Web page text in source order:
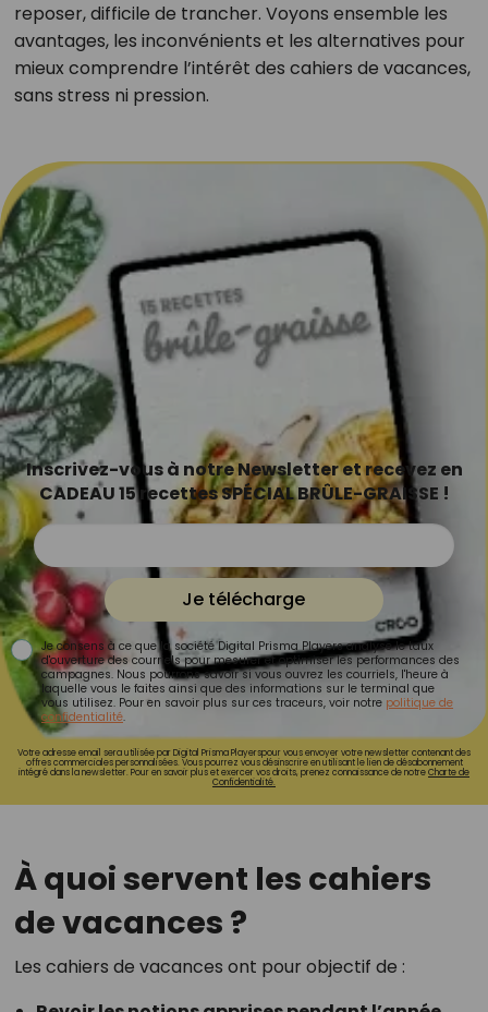
reposer, difficile de trancher. Voyons ensemble les
avantages, les inconvénients et les alternatives pour
mieux comprendre l’intérêt des cahiers de vacances,
sans stress ni pression.
Inscrivez-vous à notre Newsletter et recevez en
CADEAU 15 recettes SPÉCIAL BRÛLE-GRAISSE !
Je télécharge
Je consens à ce que la société Digital Prisma Players analyse le taux
d'ouverture des courriels pour mesurer et optimiser les performances des
campagnes. Nous pourrons savoir si vous ouvrez les courriels, l'heure à
laquelle vous le faites ainsi que des informations sur le terminal que
vous utilisez. Pour en savoir plus sur ces traceurs, voir notre politique de
confidentialité.
Votre adresse email sera utilisée par Digital Prisma Playerspour vous envoyer votre newsletter contenant des
offres commerciales personnalisées. Vous pourrez vous désinscrire en utilisant le lien de désabonnement
intégré dans la newsletter. Pour en savoir plus et exercer vos droits, prenez connaissance de notreCharte de
Confidentialité.
À quoi servent les cahiers
de vacances ?
Les cahiers de vacances ont pour objectif de :